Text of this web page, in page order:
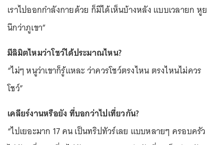
เราไปออกกำลังกายด้วย ก็มีได้เห็นบ้างหลัง แบบเวลายก หูย
นึกว่าภูเขา”
มีลิมิตไหมว่าโชว์ได้ประมาณไหน?
“ไม่ๆ หนูว่าเขาก็รู้แหละ ว่าควรโชว์ตรงไหน ตรงไหนไม่ควร
โชว์”
เคลียร์งานหรือยัง ที่บอกว่าไปเที่ยวกัน?
“ไปเยอะมาก 17 คน เป็นทริปทัวร์เลย แบบหลายๆ ครอบครัว